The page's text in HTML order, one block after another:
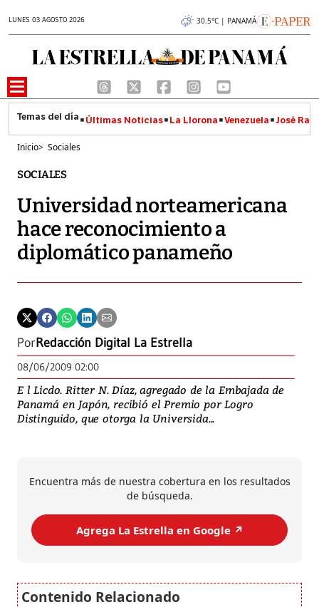
LUNES 03 AGOSTO 2026 30.5°C | PANAMÁ
Últimas Noticias La Llorona Venezuela José
Inicio> Sociales
SOCIALES
Universidad norteamericana
hace reconocimiento a
diplomático panameño
PorRedacción Digital La Estrella
08/06/2009 02:00
E l Licdo. Ritter N. Díaz, agregado de la Embajada de
Panamá en Japón, recibió el Premio por Logro
Distinguido, que otorga la Universida...
Encuentra más de nuestra cobertura en los resultados
de búsqueda.
Agrega La Estrella en Google ↗️